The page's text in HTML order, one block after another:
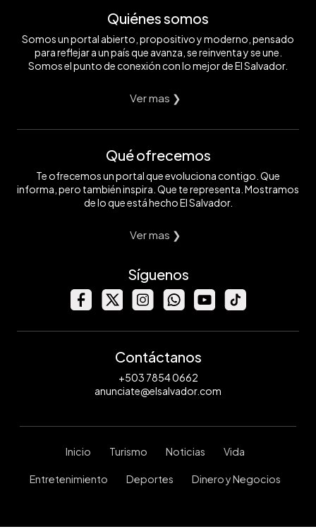
Quiénes somos
Somos un portal abierto, propositivo y moderno, pensado
para reflejar a un país que avanza, se reinventa y se une.
Somos el punto de conexión con lo mejor de El Salvador.
Ver mas ❯
Qué ofrecemos
Te ofrecemos un portal que evoluciona contigo. Que
informa, pero también inspira. Que te representa. Mostramos
de lo que está hecho El Salvador.
Ver mas ❯
Síguenos
Contáctanos
+503 7854 0662
anunciate@elsalvador.com
Inicio Turismo Noticias Vida
Entretenimiento Deportes Dinero y Negocios